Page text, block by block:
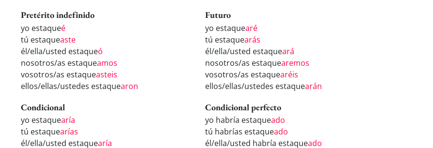
Pretérito indefinido
yo estaqueé
tú estaqueaste
él/ella/usted estaqueó
nosotros/as estaqueamos
vosotros/as estaqueasteis
ellos/ellas/ustedes estaquearon
Futuro
yo estaquearé
tú estaquearás
él/ella/usted estaqueará
nosotros/as estaquearemos
vosotros/as estaquearéis
ellos/ellas/ustedes estaquearán
Condicional
yo estaquearía
tú estaquearías
él/ella/usted estaquearía
Condicional perfecto
yo habría estaqueado
tú habrías estaqueado
él/ella/usted habría estaqueado